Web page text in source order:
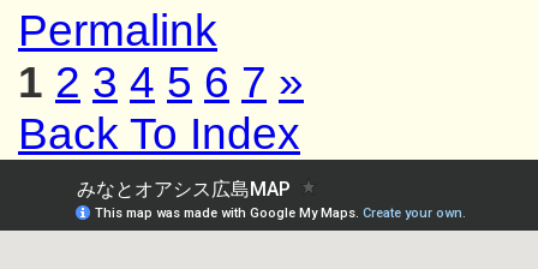
Permalink
1 2 3 4 5 6 7 »
Back To Index